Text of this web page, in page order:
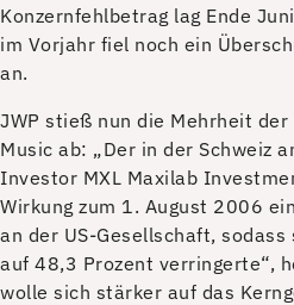
Konzernfehlbetrag lag Ende
im Vorjahr fiel noch ein
an.
JWP stieß nun die Mehrheit der
Music ab: „Der in der Schweiz
Investor MXL Maxilab
Wirkung zum 1. August 2006
an der US-Gesellschaft,
auf 48,3 Prozent verringerte“,
wolle sich stärker auf das